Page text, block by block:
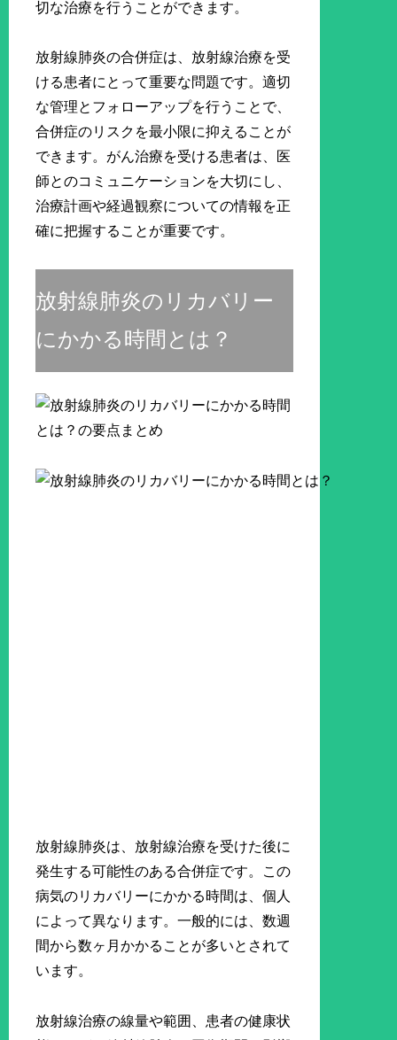
切な治療を行うことができます。
放射線肺炎の合併症は、放射線治療を受
ける患者にとって重要な問題です。適切
な管理とフォローアップを行うことで、
合併症のリスクを最小限に抑えることが
できます。がん治療を受ける患者は、医
師とのコミュニケーションを大切にし、
治療計画や経過観察についての情報を正
確に把握することが重要です。
放射線肺炎のリカバリー
にかかる時間とは？
放射線肺炎は、放射線治療を受けた後に
発生する可能性のある合併症です。この
病気のリカバリーにかかる時間は、個人
によって異なります。一般的には、数週
間から数ヶ月かかることが多いとされて
います。
放射線治療の線量や範囲、患者の健康状